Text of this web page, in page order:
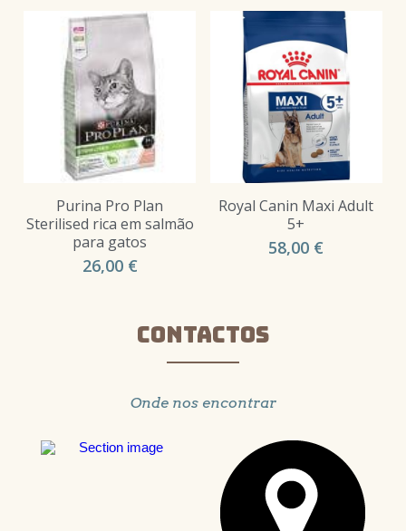
Purina Pro Plan
Sterilised rica em salmão
para gatos
26,00 €
Royal Canin Maxi Adult
5+
58,00 €
CONTACTOS
Onde nos encontrar